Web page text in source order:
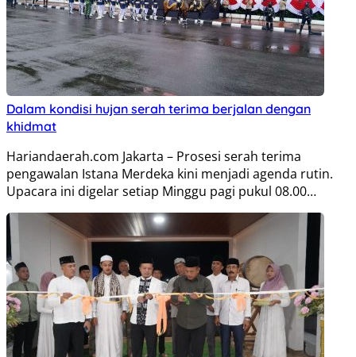
Dalam kondisi hujan serah terima berjalan dengan
khidmat
Hariandaerah.com Jakarta – Prosesi serah terima
pengawalan Istana Merdeka kini menjadi agenda rutin.
Upacara ini digelar setiap Minggu pagi pukul 08.00…